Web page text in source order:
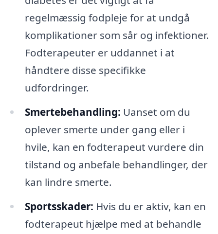
regelmæssig fodpleje for at undgå
komplikationer som sår og infektioner.
Fodterapeuter er uddannet i at
håndtere disse specifikke
udfordringer.
Smertebehandling: Uanset om du
oplever smerte under gang eller i
hvile, kan en fodterapeut vurdere din
tilstand og anbefale behandlinger, der
kan lindre smerte.
Sportsskader: Hvis du er aktiv, kan en
fodterapeut hjælpe med at behandle